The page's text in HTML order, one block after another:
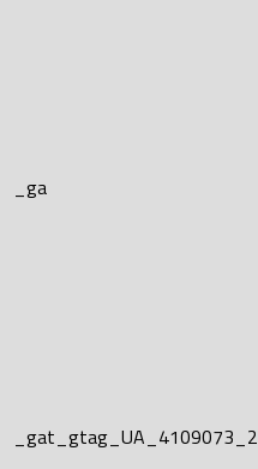
_ga
_gat_gtag_UA_4109073_2